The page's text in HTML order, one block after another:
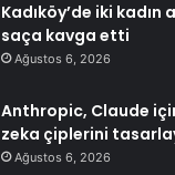
Kadıköy’de iki kadın
saça kavga etti
Ağustos 6, 2026
Anthropic, Claude
zeka çiplerini
Ağustos 6, 2026